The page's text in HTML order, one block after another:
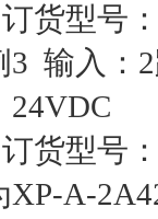
订货型号
3 输入：
24VDC
订货型号
XP-A-